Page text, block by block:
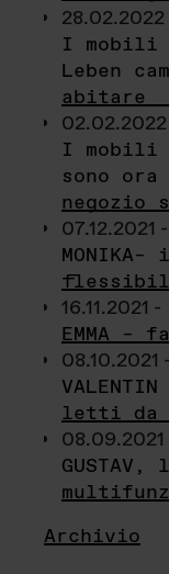
28.02.2022
I mobili
Leben
abitare
I mobili
sono
negozio
07.12.2021 -
16.11.2021 -
EMMA
08.10.2021 -
letti da
08.09.2021
Archivio